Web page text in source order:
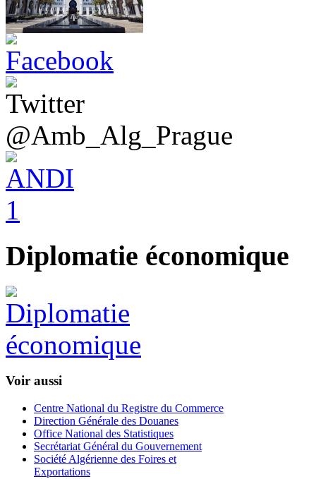
@Amb_Alg_Prague
Diplomatie économique
Voir aussi
Centre National du Registre du Commerce
Direction Générale des Douanes
Office National des Statistiques
Secrétariat Général du Gouvernement
Société Algérienne des Foires et
Exportations